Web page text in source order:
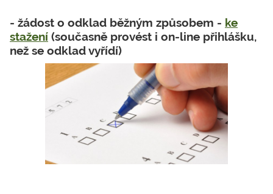
- žádost o odklad běžným způsobem - ke
stažení (současně provést i on-line přihlášku,
než se odklad vyřídí)